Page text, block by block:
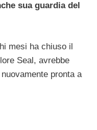
sua guardia del
mesi ha chiuso il
Seal, avrebbe
pronta a